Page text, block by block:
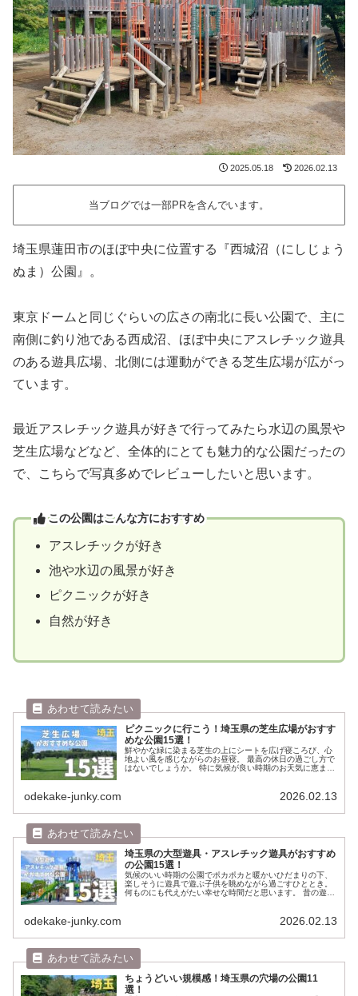
2025.05.18 2026.02.13
当ブログでは一部PRを含んでいます。
埼玉県蓮田市のほぼ中央に位置する『西城沼（にしじょう
ぬま）公園』。
東京ドームと同じぐらいの広さの南北に長い公園で、主に
南側に釣り池である西成沼、ほぼ中央にアスレチック遊具
のある遊具広場、北側には運動ができる芝生広場が広がっ
ています。
最近アスレチック遊具が好きで行ってみたら水辺の風景や
芝生広場などなど、全体的にとても魅力的な公園だったの
で、こちらで写真多めでレビューしたいと思います。
この公園はこんな方におすすめ
アスレチックが好き
池や水辺の風景が好き
ピクニックが好き
自然が好き
ピクニックに行こう！埼玉県の芝生広場がおすす
めな公園15選！
鮮やかな緑に染まる芝生の上にシートを広げ寝ころび、心
地よい風を感じながらのお昼寝。 最高の休日の過ごし方で
はないでしょうか。 特に気候が良い時期のお天気に恵まれ
odekake-junky.com 2026.02.13
埼玉県の大型遊具・アスレチック遊具がおすすめ
の公園15選！
気候のいい時期の公園でポカポカと暖かいひだまりの下、
楽しそうに遊具で遊ぶ子供を眺めながら過ごすひととき。
何ものにも代えがたい幸せな時間だと思います。 昔の遊具
odekake-junky.com 2026.02.13
ちょうどいい規模感！埼玉県の穴場の公園11
選！